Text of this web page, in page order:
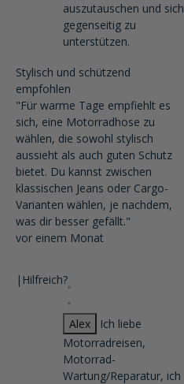
auszutauschen und sich
gegenseitig zu
unterstützen.
Stylisch und schützend
empfohlen
"Für warme Tage empfiehlt es
sich, eine Motorradhose zu
wählen, die sowohl stylisch
aussieht als auch guten Schutz
bietet. Du kannst zwischen
klassischen Jeans oder Cargo-
Varianten wählen, je nachdem,
was dir besser gefällt."
vor einem Monat
| Hilfreich?
Alex
Ich liebe
Motorradreisen,
Motorrad-
Wartung/Reparatur, ich